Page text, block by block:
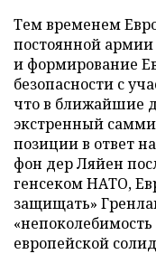
Тем временем
постоянной армии
и формирование
безопасности с
что в ближайшие
экстренный
позиции в ответ
фон дер Ляйен
генсеком НАТО,
защищать»
европейской